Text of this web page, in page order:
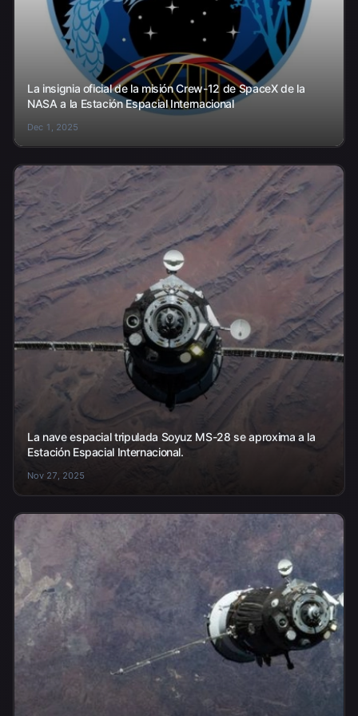
La insignia oficial de la misión Crew-12 de SpaceX de la
NASA a la Estación Espacial Internacional
Dec 1, 2025
La nave espacial tripulada Soyuz MS-28 se aproxima a la
Estación Espacial Internacional.
Nov 27, 2025